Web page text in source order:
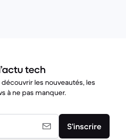
tech
les nouveautés, les
à ne pas manquer.
S’inscrire